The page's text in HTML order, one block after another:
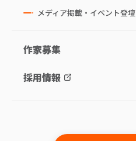
メディア掲載・イベント登壇
作家募集
採用情報